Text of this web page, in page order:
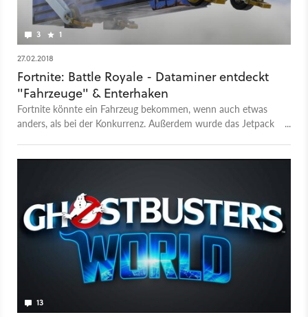
3 1
27.02.2018
Fortnite: Battle Royale - Dataminer entdeckt
"Fahrzeuge" & Enterhaken
Fortnite könnte ein Fahrzeug bekommen, wenn auch etwas
anders, als bei der Konkurrenz. Außerdem wurde das Jetpack
13